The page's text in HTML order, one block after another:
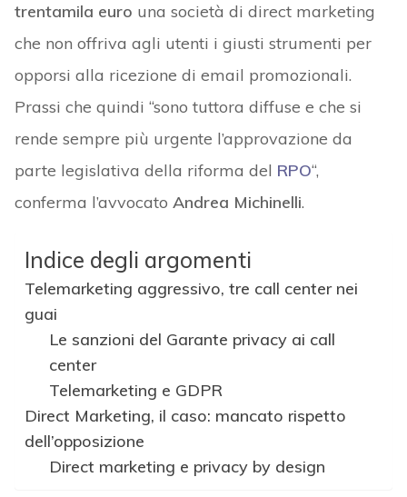
trentamila euro una società di direct marketing
che non offriva agli utenti i giusti strumenti per
opporsi alla ricezione di email promozionali.
Prassi che quindi “sono tuttora diffuse e che si
rende sempre più urgente l’approvazione da
parte legislativa della riforma del RPO“,
conferma l’avvocato Andrea Michinelli.
Indice degli argomenti
Telemarketing aggressivo, tre call center nei
guai
Le sanzioni del Garante privacy ai call
center
Telemarketing e GDPR
Direct Marketing, il caso: mancato rispetto
dell’opposizione
Direct marketing e privacy by design